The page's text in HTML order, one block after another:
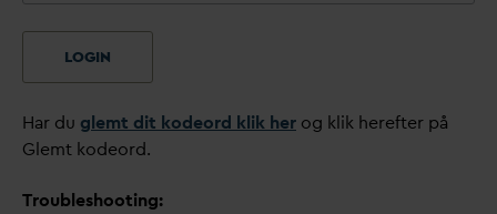
LOGIN
Har du glemt dit kodeord klik her og klik herefter på
Glemt kodeord.
Troubleshooting: